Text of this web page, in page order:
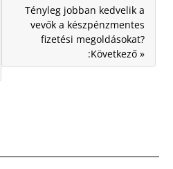
Tényleg jobban kedvelik a
vevők a készpénzmentes
fizetési megoldásokat?
:Következő »